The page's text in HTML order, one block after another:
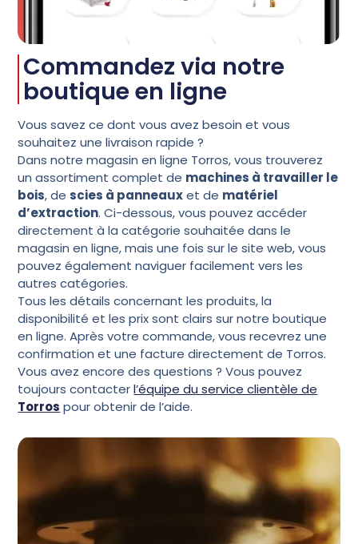
Commandez via notre
boutique en ligne
Vous savez ce dont vous avez besoin et vous
souhaitez une livraison rapide ?
Dans notre magasin en ligne Torros, vous trouverez
un assortiment complet de machines à travailler le
bois, descies à panneauxet de matériel
d’extraction. Ci-dessous, vous pouvez accéder
directement à la catégorie souhaitée dans le
magasin en ligne, mais une fois sur le site web, vous
pouvez également naviguer facilement vers les
autres catégories.
Tous les détails concernant les produits, la
disponibilité et les prix sont clairs sur notre boutique
en ligne. Après votre commande, vous recevrez une
confirmation et une facture directement de Torros.
Vous avez encore des questions ? Vous pouvez
toujours contacterl’équipe du service clientèle de
Torros pour obtenir de l’aide.